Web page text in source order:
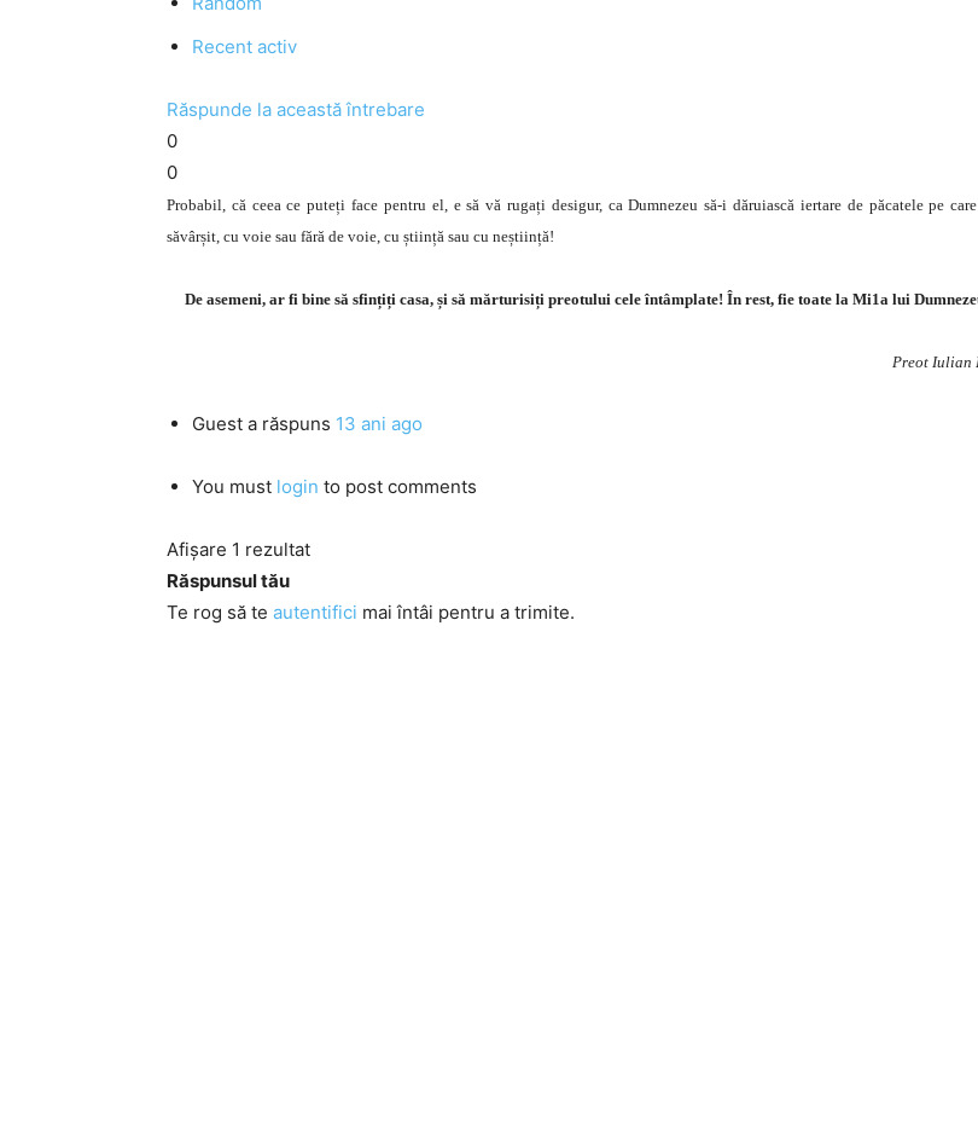
Recent activ
Răspunde la această întrebare
0
0
Probabil, că ceea ce puteți face pentru el, e să vă rugați desigur, ca Dumnezeu să-i dăruiască iertare de păcatele pe
săvârșit, cu voie sau fără de voie, cu știință sau cu neștiință!
De asemeni, ar fi bine să sfințiți casa, și să mărturisiți preotului cele întâmplate! În rest, fie toate la Mi1a lui
Preot Iulian
Guest a răspuns 13 ani ago
You must login to post comments
Afișare 1 rezultat
Răspunsul tău
Te rog să te autentifici mai întâi pentru a trimite.